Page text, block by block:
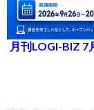
月刊LOGI-BIZ 7